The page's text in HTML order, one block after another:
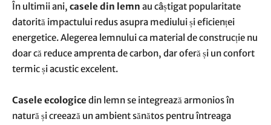
În ultimii ani, casele din lemn au câștigat popularitate
datorită impactului redus asupra mediului și eficienței
energetice. Alegerea lemnului ca material de construcție nu
doar că reduce amprenta de carbon, dar oferă și un confort
termic și acustic excelent.
Casele ecologice din lemn se integrează armonios în
natură și creează un ambient sănătos pentru întreaga